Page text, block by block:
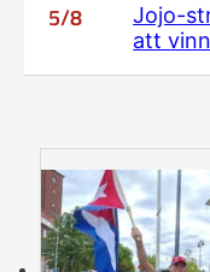
5/8
Jojo-
att